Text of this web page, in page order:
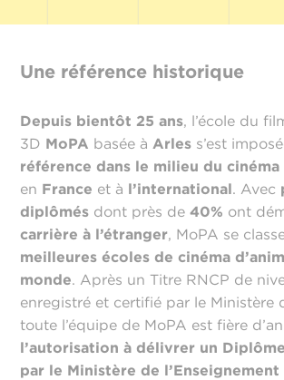
Une référence historique
Depuis bientôt 25 ans, l’école du
3D MoPA basée àArles s’est
référence dans le milieu du cinéma
en France et à l’international. Avec
diplômés dont près de40% ont
carrière à l’étranger, MoPA se
meilleures écoles de cinéma
monde. Après un Titre RNCP de
enregistré et certifié par le Ministère
toute l’équipe de MoPA est fière
l’autorisation à délivrer un
par le Ministère de